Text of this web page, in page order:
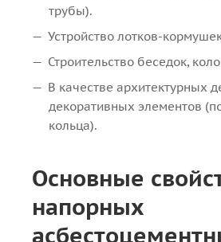
трубы).
Устройство лотков-
Строительство беседок,
В качестве архитектурных
декоративных элементов
кольца).
Основные
напорных